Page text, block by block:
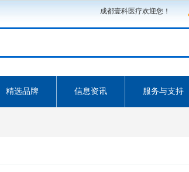
成都壹科医疗欢迎您！
精选品牌 信息资讯 服务与支持